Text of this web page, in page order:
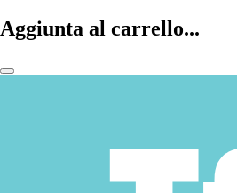
Aggiunta al carrello...